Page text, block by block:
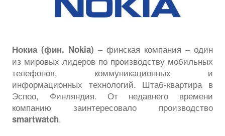
Нокиа (фин. Nokia)– финская компания – один
из мировых лидеров по производству мобильных
телефонов, коммуникационных и
информационных технологий. Штаб-квартира в
Эспоо, Финляндия. От недавнего времени
компанию заинтересовало производство
smartwatch.